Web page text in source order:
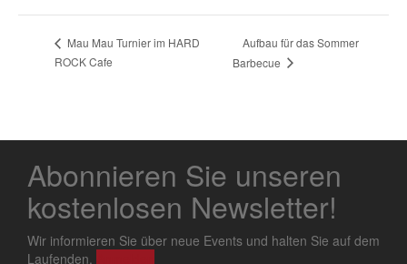
Mau Mau Turnier im HARD
ROCK Cafe
Aufbau für das Sommer
Barbecue
Abonnieren Sie unseren
kostenlosen Newsletter!
Wir informieren Sie über neue Events und halten Sie auf dem
Laufenden.